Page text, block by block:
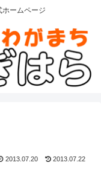
ームページ
2013.07.20 2013.07.22